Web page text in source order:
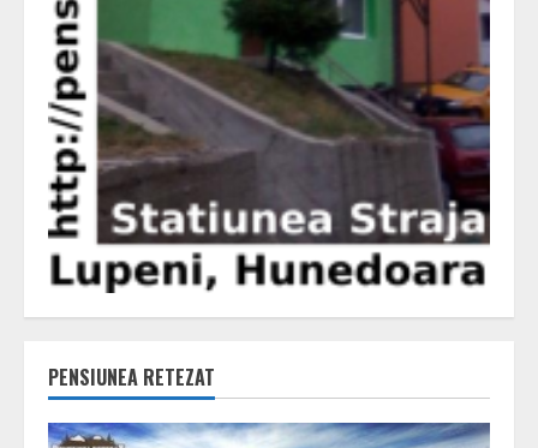
PENSIUNEA RETEZAT